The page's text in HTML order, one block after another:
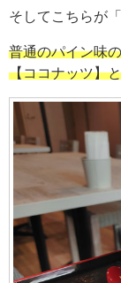
そしてこちらが
普通のパイン味
【ココナッツ】